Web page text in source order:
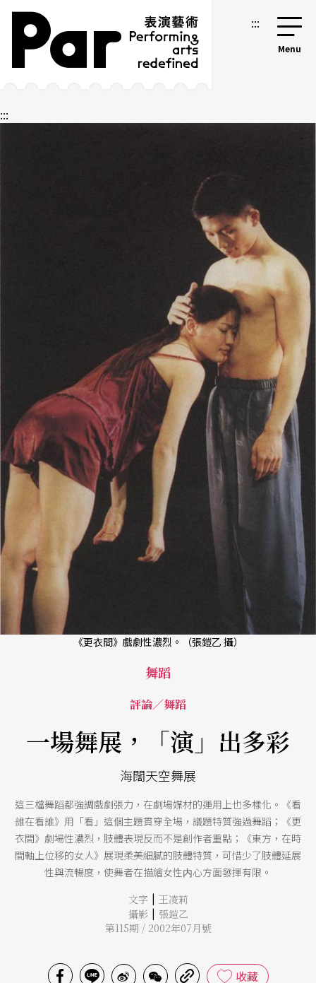
跳到主要內容區塊
網站導覽 :::
:::
《更衣間》戲劇性濃烈。（張鎧乙 攝）
舞蹈
評論／舞蹈
一場舞展，「演」出多彩
海闊天空舞展
這三檔舞蹈都強調戲劇張力，在劇場媒材的運用上也多樣化。《看
誰在看誰》用「看」這個主題貫穿全場，議題特質強過舞蹈；《更
衣間》劇場性濃烈，肢體表現反而不是創作者重點；《東方，在時
間軸上位移的女人》展現柔美細膩的肢體特質，可惜少了肢體延展
性與流暢度，使舞者在描繪女性内心方面發揮有限。
文字 | 王凌莉
攝影 | 張鎧乙
第115期 / 2002年07月號
收藏